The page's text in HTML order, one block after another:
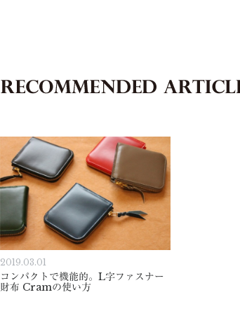
2019.03.01
コンパクトで機能的。L字ファスナー
財布 Cramの使い方